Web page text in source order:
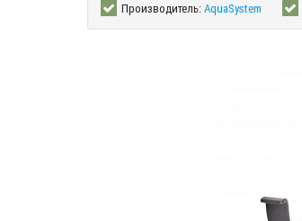
Производитель:AquaSystem